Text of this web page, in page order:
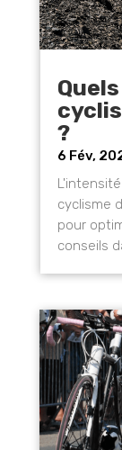
?
6 Fév,
cyclisme
pour
conseils